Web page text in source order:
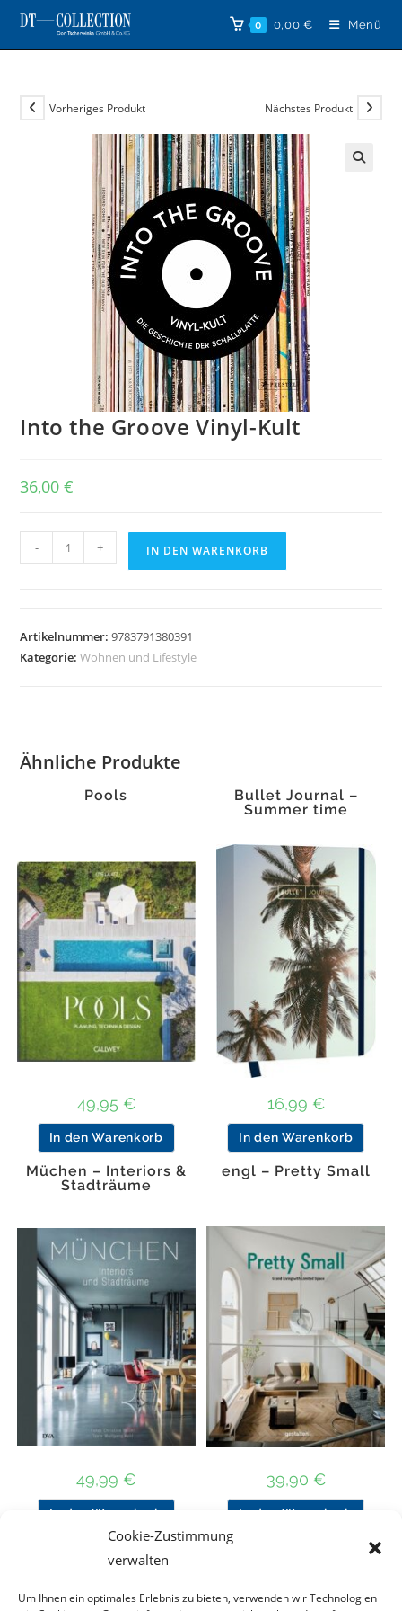
Cookie-Zustimmung
verwalten
Um Ihnen ein optimales Erlebnis zu bieten, verwenden wir Technologien
Zum
Inhalt
springen
0 0,00 € Menü
Vorheriges Produkt Nächstes Produkt
Into the Groove Vinyl-Kult
36,00€
the
Kult
Menge
- + IN DEN WARENKORB
Artikelnummer:9783791380391
Kategorie:Wohnen und Lifestyle
Ähnliche Produkte
Pools
49,95 €
In den Warenkorb
Bullet Journal –
Summer time
16,99 €
In den Warenkorb
Müchen – Interiors &
Stadträume
49,99 €
In den Warenkorb
engl – Pretty Small
39,90 €
In den Warenkorb
Nach Preis filtern